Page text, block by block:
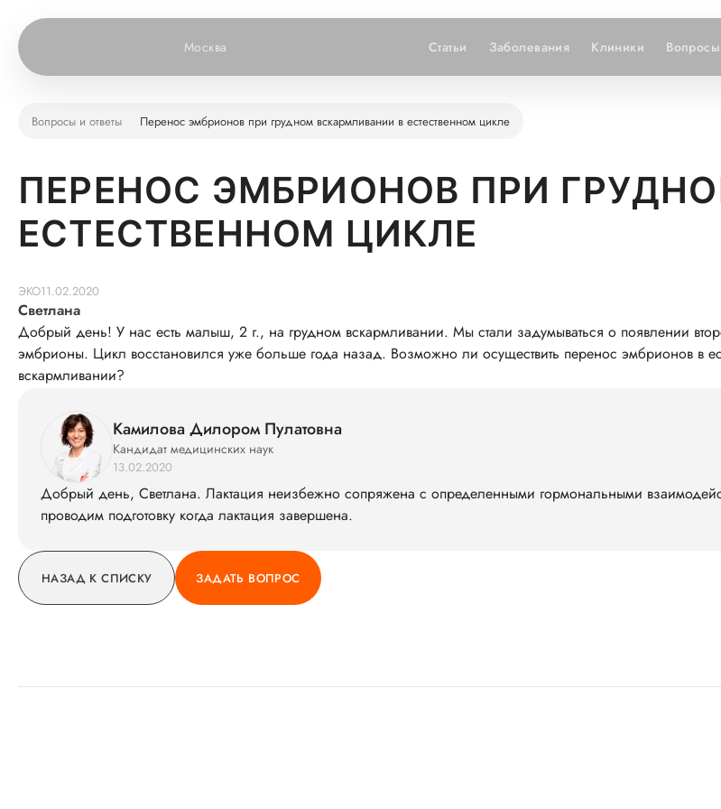
Москва Статьи Заболевания Клиники Вопросы
Вопросы и ответы Перенос эмбрионов при грудном вскармливании в естественном цикле
ПЕРЕНОС ЭМБРИОНОВ ПРИ
ЕСТЕСТВЕННОМ ЦИКЛЕ
ЭКО11.02.2020
Светлана
Добрый день! У нас есть малыш, 2 г., на грудном вскармливании. Мы стали задумываться о появлении
эмбрионы. Цикл восстановился уже больше года назад. Возможно ли осуществить перенос эмбрионов в
вскармливании?
Камилова Дилором Пулатовна
Кандидат медицинских наук
13.02.2020
Добрый день, Светлана. Лактация неизбежно сопряжена с определенными гормональными
проводим подготовку когда лактация завершена.
НАЗАД К СПИСКУ ЗАДАТЬ ВОПРОС